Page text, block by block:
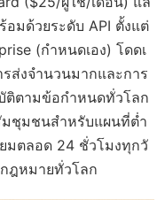
อมด้วยระดับ API ตั้งแต่
(กำหนดเอง) โดดเ
ส่งจำนวนมากและการ
ติตามข้อกำหนดทั่วโลก
ชุมชนสำหรับแผนที่ต่ำ
มตลอด 24 ชั่วโมงทุกวั
ฎหมายทั่วโลก